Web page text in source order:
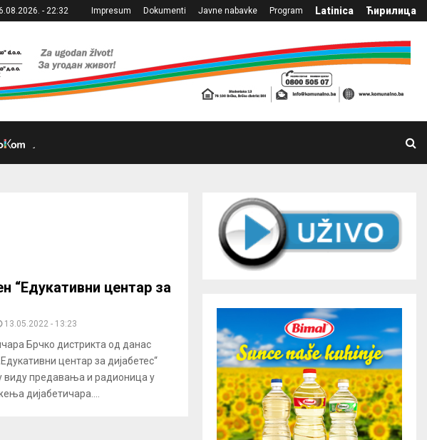
- 22:32 Impresum Dokumenti Javne nabavke Program Latinica Ћирилица
“Едукативни центар за
13.05.2022 - 13:23
Брчко дистрикта од данас
центар за дијабетес“
у виду предавања и радионица у
дијабетичара....